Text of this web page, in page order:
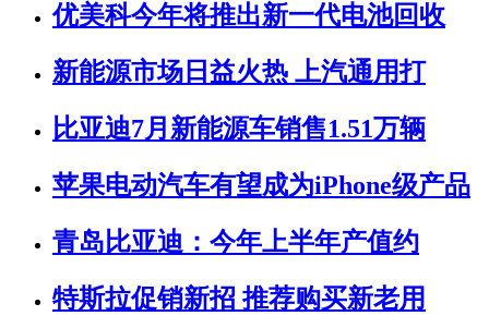
优美科今年将推出新一代电池回收
新能源市场日益火热 上汽通用打
比亚迪7月新能源车销售1.51万辆
苹果电动汽车有望成为iPhone级产品
青岛比亚迪：今年上半年产值约
特斯拉促销新招 推荐购买新老用